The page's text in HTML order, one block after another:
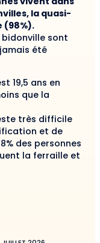
la quasi-
(98%).
bidonville sont
été
19,5 ans en
que la
très difficile
et de
des personnes
la ferraille et